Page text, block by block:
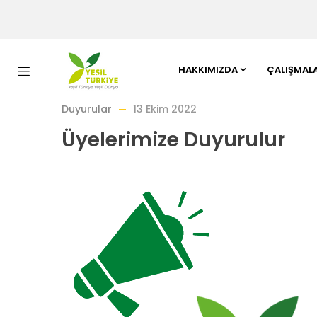
HAKKIMIZDA
Duyurular 13 Ekim 2022
Üyelerimize Duyurulur